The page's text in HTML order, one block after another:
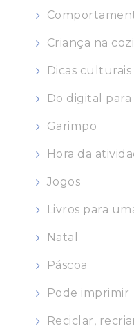
Criança na
Dicas culturais
Do digital
Garimpo
Hora da
Jogos
Livros para
Natal
Páscoa
Pode imprimir
Reciclar,